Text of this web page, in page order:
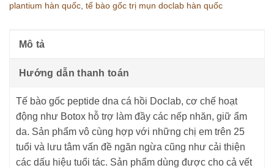
plantium hàn quốc tế bào gốc trị mụn doclab hàn quốc
Mô tả
Hướng dẫn thanh toán
Tế bào gốc peptide dna cá hồi Doclab, cơ chế hoạt
động như Botox hỗ trợ làm đầy các nếp nhăn, giữ ẩm
da. Sản phẩm vô cùng hợp với những chị em trên 25
tuổi và lưu tâm vấn đề ngăn ngừa cũng như cải thiện
các dấu hiệu tuổi tác. Sản phẩm dùng được cho cả vết